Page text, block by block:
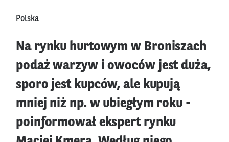
Polska
Na rynku hurtowym w Broniszach
podaż warzyw i owoców jest duża,
sporo jest kupców, ale kupują
mniej niż np. w ubiegłym roku -
poinformował ekspert rynku